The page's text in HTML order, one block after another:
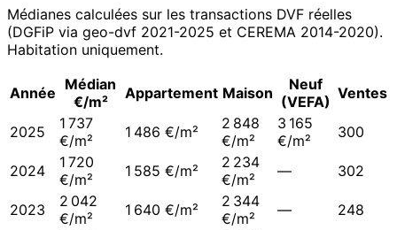
Médianes calculées sur les transactions DVF réelles
(DGFiP via geo-dvf 2021-2025 et CEREMA 2014-2020).
Habitation uniquement.
Année Médian
€/m²
Appartement Maison
Neuf
(VEFA) Ventes
2025
1 737
€/m²
1 486 €/m²
2 848
€/m²
3 165
€/m²
300
2024
1 720
€/m²
1 585 €/m²
2 234
€/m²
— 302
2023
2 042
€/m²
1 640 €/m²
2 344
€/m²
— 248